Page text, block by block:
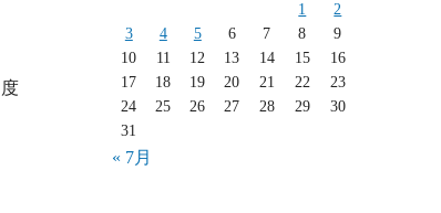
1
2
3
4 5 6 7 8
9
10
11 12 13 14 15
16
17
18 19 20 21 22
23
24
25 26 27 28 29
30
31
« 7月